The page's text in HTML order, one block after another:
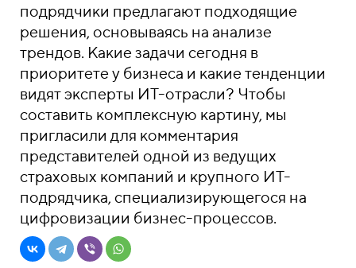
подрядчики предлагают подходящие
решения, основываясь на анализе
трендов. Какие задачи сегодня в
приоритете у бизнеса и какие тенденции
видят эксперты ИТ-отрасли? Чтобы
составить комплексную картину, мы
пригласили для комментария
представителей одной из ведущих
страховых компаний и крупного ИТ-
подрядчика, специализирующегося на
цифровизации бизнес-процессов.